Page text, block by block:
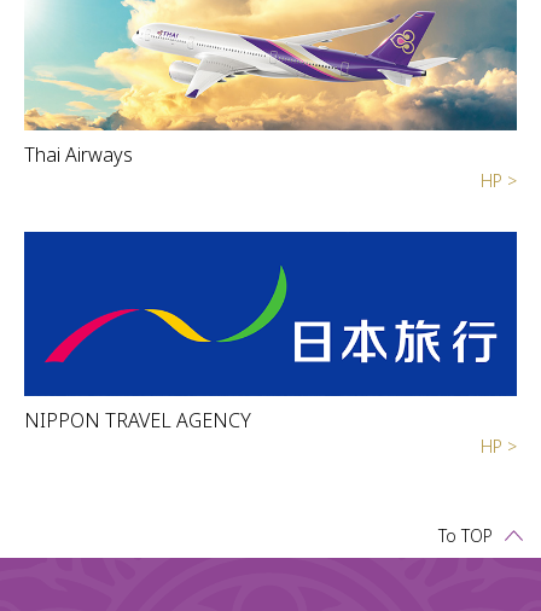
Thai Airways
HP >
NIPPON TRAVEL AGENCY
HP >
To TOP